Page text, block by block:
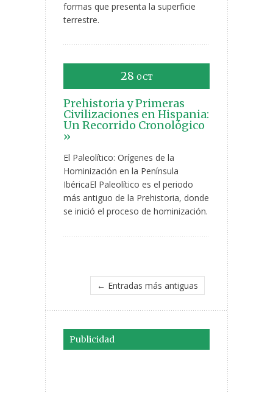
formas que presenta la superficie
terrestre.
28 OCT
Prehistoria y Primeras
Civilizaciones en Hispania:
Un Recorrido Cronológico
»
El Paleolítico: Orígenes de la
Hominización en la Península
IbéricaEl Paleolítico es el periodo
más antiguo de la Prehistoria, donde
se inició el proceso de hominización.
← Entradas más antiguas
Publicidad